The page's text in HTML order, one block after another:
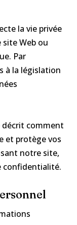
la vie privée
Web ou
Par
à la législation
comment
et protège vos
notre site,
confidentialité.